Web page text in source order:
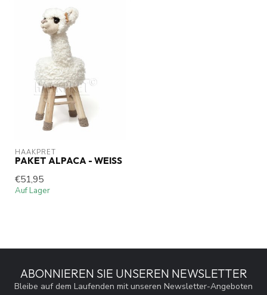
HAAKPRET
PAKET ALPACA - WEISS
€51,95
Auf Lager
ABONNIEREN SIE UNSEREN NEWSLETTER
Bleibe auf dem Laufenden mit unseren Newsletter-Angeboten